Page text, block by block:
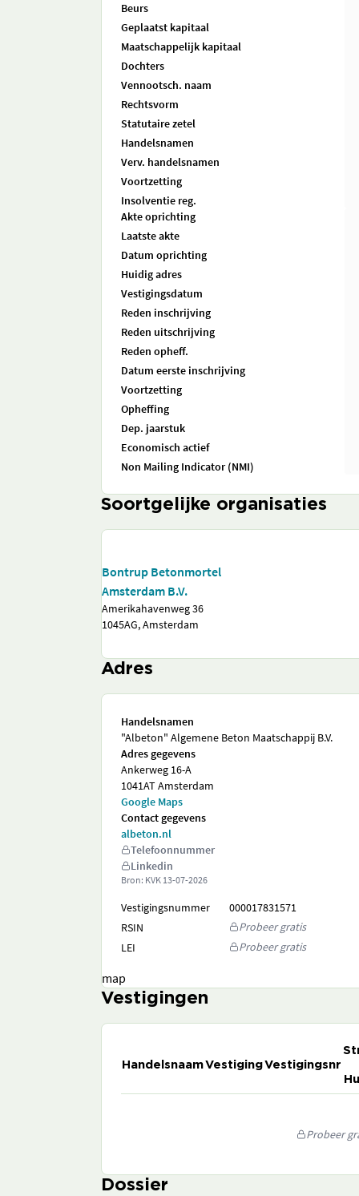
Beurs
Geplaatst kapitaal
Maatschappelijk kapitaal
Dochters
Vennootsch. naam
Rechtsvorm
Statutaire zetel
Handelsnamen
Verv. handelsnamen
Voortzetting
Insolventie reg.
Akte oprichting
Laatste akte
Datum oprichting
Huidig adres
Vestigingsdatum
Reden inschrijving
Reden uitschrijving
Reden opheff.
Datum eerste inschrijving
Voortzetting
Opheffing
Dep. jaarstuk
Economisch actief
Non Mailing Indicator (NMI)
Soortgelijke organisaties
Bontrup Betonmortel
Amsterdam B.V.
Amerikahavenweg 36
1045AG, Amsterdam
Adres
Handelsnamen
"Albeton" Algemene Beton Maatschappij B.V.
Adres gegevens
Ankerweg 16-A
1041AT Amsterdam
Google Maps
Contact gegevens
albeton.nl
Telefoonnummer
Linkedin
Bron: KVK 13-07-2026
Vestigingsnummer
000017831571
RSIN
Probeer gratis
LEI
Probeer gratis
map
Vestigingen
HandelsnaamVestigingVestigingsnr
Probeer
Dossier